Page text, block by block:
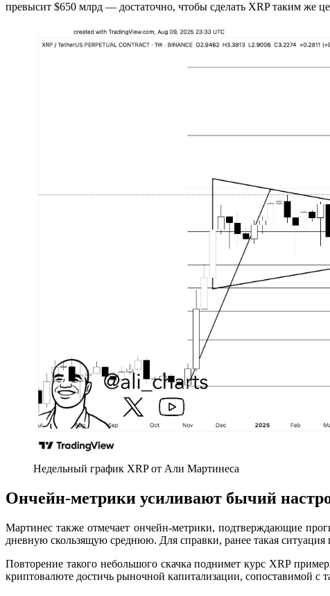
превысит $650 млрд — достаточно, чтобы сделать XRP таким же
Недельный график XRP от Али Мартинеса
Ончейн-метрики усиливают бычий
Мартинес также отмечает ончейн-метрики, подтверждающие
дневную скользящую среднюю. Для справки, ранее такая
Повторение такого небольшого скачка поднимет курс XRP
криптовалюте достичь рыночной капитализации, сопоставимой с